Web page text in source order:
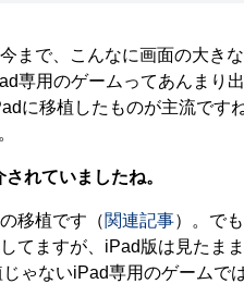
まで、こんなに画面の大き
専用のゲームってあんまり
に移植したものが主流です
れていましたね。
移植です（関連記事）。で
てますが、iPad版は見たま
ゃないiPad専用のゲームで